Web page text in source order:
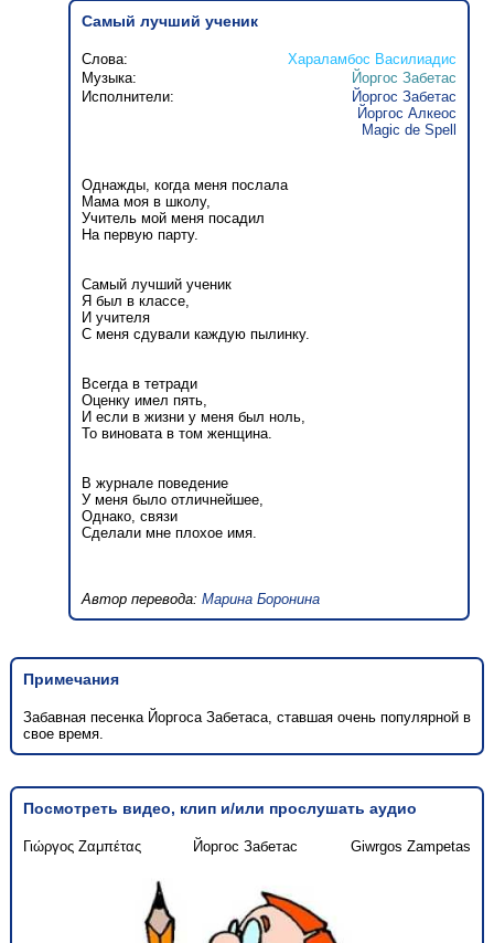
Самый лучший ученик
Слова:
Хараламбос Василиадис
Музыка:
Йоргос Забетас
Исполнители:
Йоргос Забетас
Йоргос Алкеос
Magic de Spell
Однажды, когда меня послала
Мама моя в школу,
Учитель мой меня посадил
На первую парту.
Самый лучший ученик
Я был в классе,
И учителя
С меня сдували каждую пылинку.
Всегда в тетради
Оценку имел пять,
И если в жизни у меня был ноль,
То виновата в том женщина.
В журнале поведение
У меня было отличнейшее,
Однако, связи
Сделали мне плохое имя.
Автор перевода:Марина Боронина
Примечания
Забавная песенка Йоргоса Забетаса, ставшая очень популярной в
свое время.
Посмотреть видео, клип и/или прослушать аудио
Γιώργος Ζαμπέτας Йоргос Забетас Giwrgos Zampetas